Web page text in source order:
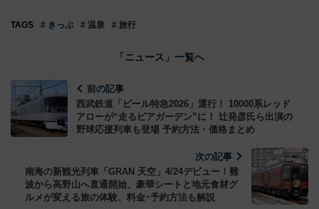
TAGS # きっぷ # 温泉 # 旅行
「ニュース」一覧へ
前の記事
西武鉄道「ビール特急2026」運行！ 10000系レッド
アローが“走るビアガーデン”に！ 辻発彦氏ら出演の
野球応援列車も登場 予約方法・価格まとめ
次の記事
南海の新観光列車「GRAN 天空」4/24デビュー！難
波から高野山へ直通開始、豪華シートと地元食材グ
ルメが変える旅の体験、料金･予約方法も解説